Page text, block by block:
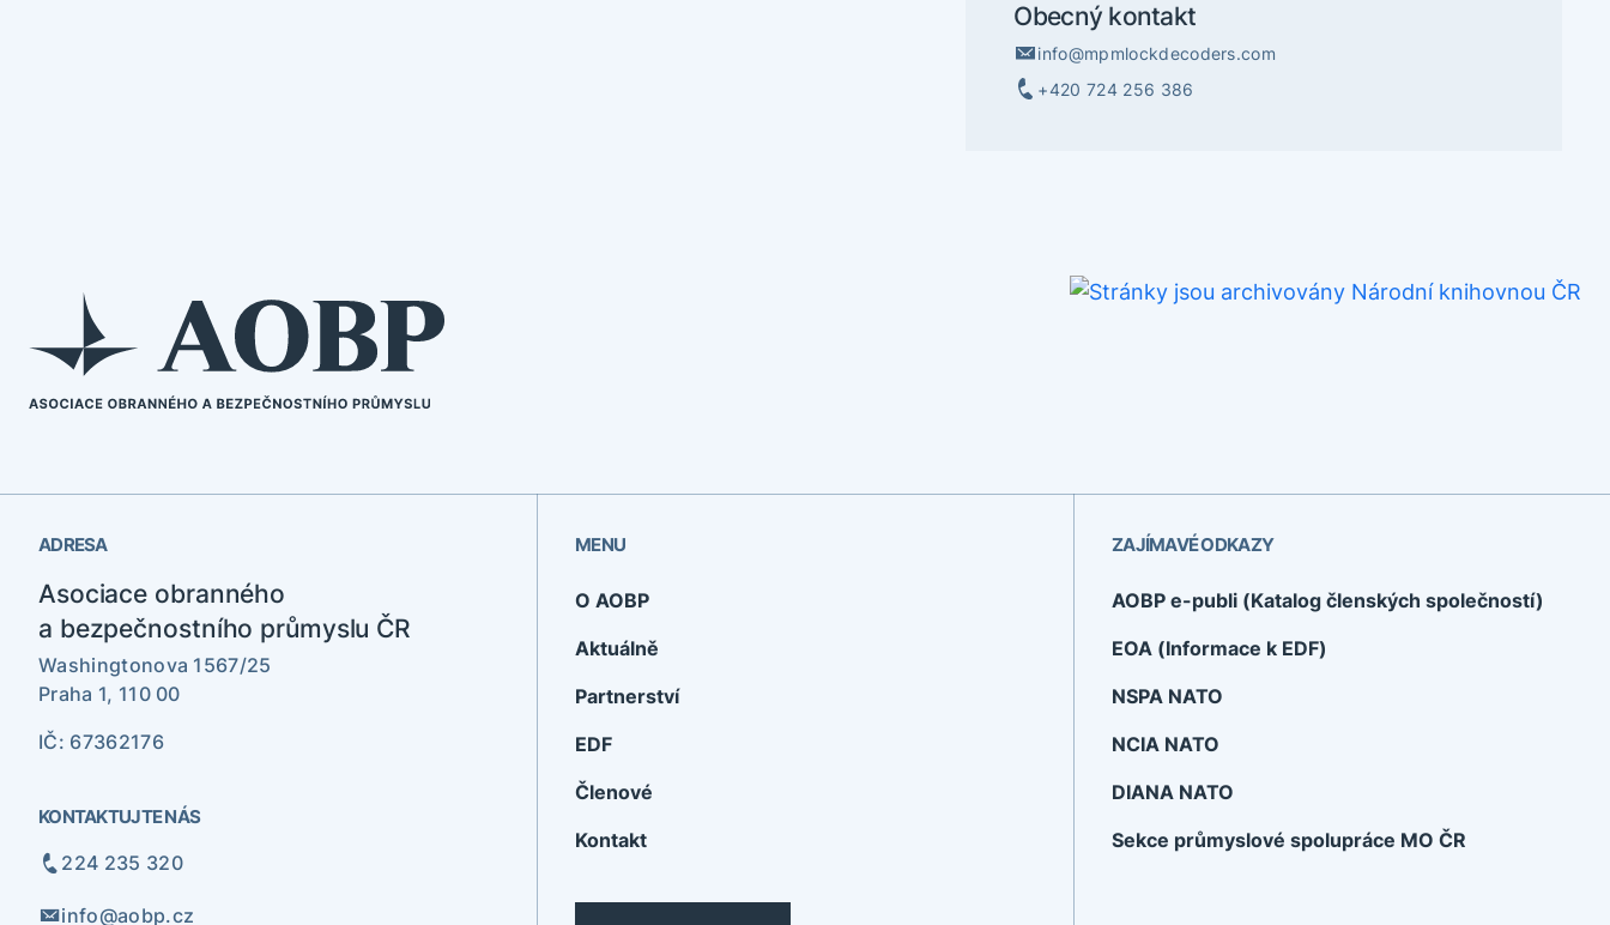
Obecný kontakt
info@mpmlockdecoders.com
+420 724 256 386
ADRESA
Asociace obranného
a bezpečnostního průmyslu ČR
Washingtonova 1567/25
Praha 1, 110 00
IČ: 67362176
KONTAKTUJTE NÁS
224 235 320
info@aobp.cz
MENU
O AOBP
Aktuálně
Partnerství
EDF
Členové
Kontakt
ZAJÍMAVÉ ODKAZY
AOBP e-publi (Katalog členských společností)
EOA (Informace k EDF)
NSPA NATO
NCIA NATO
DIANA NATO
Sekce průmyslové spolupráce MO ČR